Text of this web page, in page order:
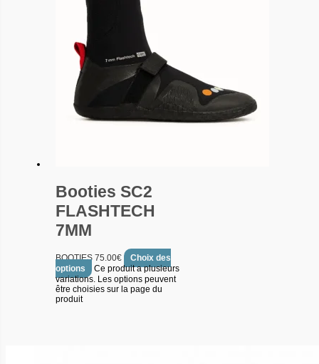
Booties SC2
FLASHTECH
7MM
BOOTIES75.00€
Choix des
options
Ce produit a plusieurs
variations. Les options peuvent
être choisies sur la page du
produit